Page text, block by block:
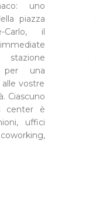
uno
piazza
Carlo, il
per una
vostre
Ciascuno
center è
uffici